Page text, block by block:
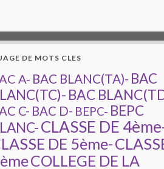
DE MOTS CLES
A- BAC BLANC(TA)- BAC
BAC
C- BAC D- BEPC- BEPC
CLASSE DE
DE 5ème-
COLLEGE DE LA